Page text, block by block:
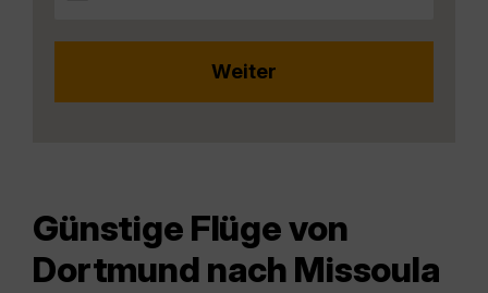
Günstige Flüge von
Dortmund nach Missoula